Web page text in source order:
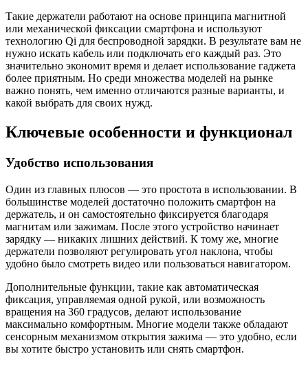
Такие держатели работают на основе принципа магнитной
или механической фиксации смартфона и используют
технологию Qi для беспроводной зарядки. В результате вам не
нужно искать кабель или подключать его каждый раз. Это
значительно экономит время и делает использование гаджета
более приятным. Но среди множества моделей на рынке
важно понять, чем именно отличаются разные варианты, и
какой выбрать для своих нужд.
Ключевые особенности и функционал
Удобство использования
Один из главных плюсов — это простота в использовании. В
большинстве моделей достаточно положить смартфон на
держатель, и он самостоятельно фиксируется благодаря
магнитам или зажимам. После этого устройство начинает
зарядку — никаких лишних действий. К тому же, многие
держатели позволяют регулировать угол наклона, чтобы
удобно было смотреть видео или пользоваться навигатором.
Дополнительные функции, такие как автоматическая
фиксация, управляемая одной рукой, или возможность
вращения на 360 градусов, делают использование
максимально комфортным. Многие модели также обладают
сенсорным механизмом открытия зажима — это удобно, если
вы хотите быстро установить или снять смартфон.